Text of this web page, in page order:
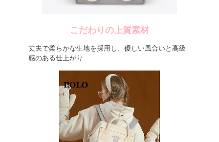
こだわりの上質素材
丈夫で柔らかな生地を採用し、優しい風合いと高級
感のある仕上がり